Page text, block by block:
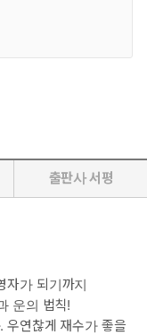
출판사 서평
자가 되기까지
운의 법칙!
우연찮게 재수가 좋을